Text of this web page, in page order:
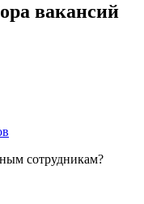
вакансий
сотрудникам?